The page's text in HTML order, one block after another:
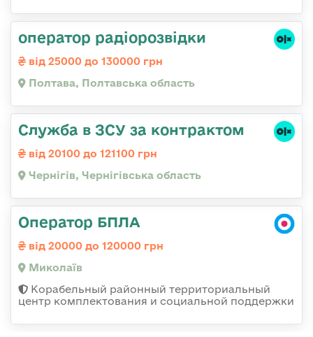
оператор радіорозвідки
від 25000 до 130000 грн
Полтава, Полтавська область
Служба в ЗСУ за контрактом
від 20100 до 121100 грн
Чернігів, Чернігівська область
Оператор БПЛА
від 20000 до 120000 грн
Миколаїв
Корабельный районный территориальный
центр комплектования и социальной поддержки